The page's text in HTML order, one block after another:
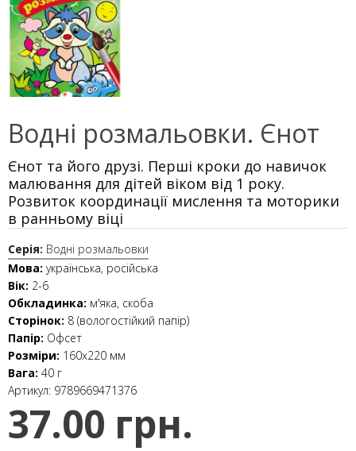
Водні розмальовки. Єнот
Єнот та його друзі. Перші кроки до навичок
малювання для дітей віком від 1 року.
Розвиток координації мислення та моторики
в ранньому віці
Серія: Водні розмальовки
Мова: українська, російська
Вік: 2-6
Обкладинка: м'яка, скоба
Сторінок: 8 (вологостійкий папір)
Папір: Офсет
Розміри: 160х220 мм
Вага: 40 г
Артикул: 9789669471376
37.00 грн.